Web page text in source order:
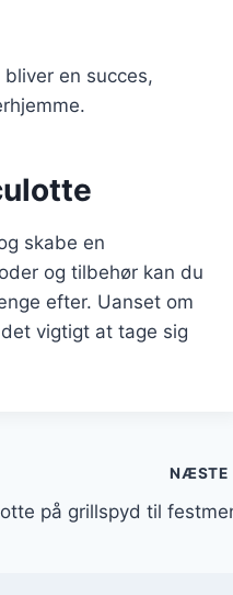
en succes,
skabe en
og tilbehør kan du
efter. Uanset om
vigtigt at tage sig
NÆSTE
på grillspyd til